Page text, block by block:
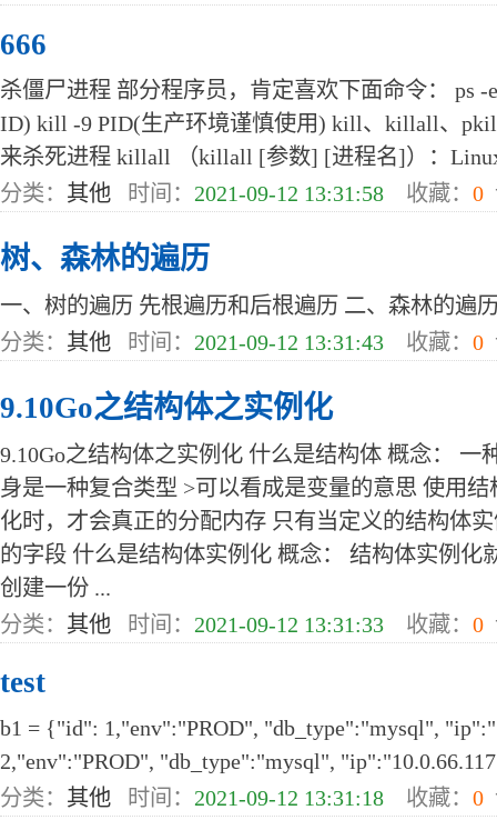
666
杀僵尸进程 部分程序员，肯定喜欢下面命令： ps -
ID) kill -9 PID(生产环境谨慎使用) kill、killall、
来杀死进程 killall （killall [参数] [进程名]）：
分类： 其他 时间： 2021-09-12 13:31:58 收藏： 0
树、森林的遍历
一、树的遍历 先根遍历和后根遍历 二、森林的遍
分类： 其他 时间： 2021-09-12 13:31:43 收藏： 0
9.10Go之结构体之实例化
9.10Go之结构体之实例化 什么是结构体 概念： 一
身是一种复合类型 >可以看成是变量的意思 使用
化时，才会真正的分配内存 只有当定义的结构体
的字段 什么是结构体实例化 概念： 结构体实例化
创建一份 ...
分类： 其他 时间： 2021-09-12 13:31:33 收藏： 0
test
b1 = {"id": 1,"env":"PROD", "db_type":"mysql",
2,"env":"PROD", "db_type":"mysql",
分类： 其他 时间： 2021-09-12 13:31:18 收藏： 0